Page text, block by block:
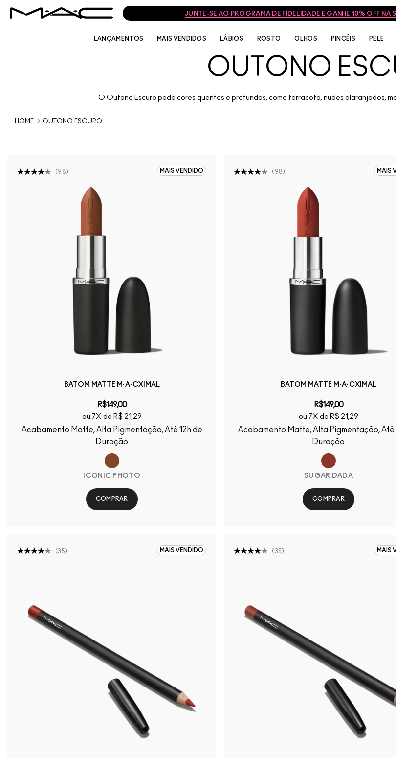
JUNTE-SE AO PROGRAMA DE FIDELIDADE E GANHE 10% OFF NA
LANÇAMENTOS MAIS VENDIDOS LÁBIOS ROSTO OLHOS PINCÉIS PELE
OUTONO
O Outono Escuro pede cores quentes e profundas, como terracota, nudes alaranjados,
HOME OUTONO ESCURO
MAIS VENDIDO
( 98 )
BATOM MATTE M·A·CXIMAL
R$149,00
ou 7X de R$ 21,29
Acabamento Matte, Alta Pigmentação, Até 12h de
Duração
ICONIC PHOTO
COMPRAR
MAIS
( 98 )
BATOM MATTE M·A·CXIMAL
R$149,00
ou 7X de R$ 21,29
Acabamento Matte, Alta Pigmentação, Até
Duração
SUGAR DADA
COMPRAR
MAIS VENDIDO
(35 ) MAIS
( 35 )